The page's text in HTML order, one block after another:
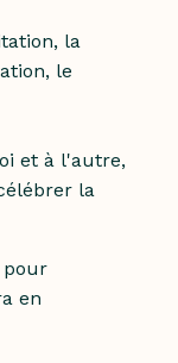
la
le
et à l'autre,
la
pour
en